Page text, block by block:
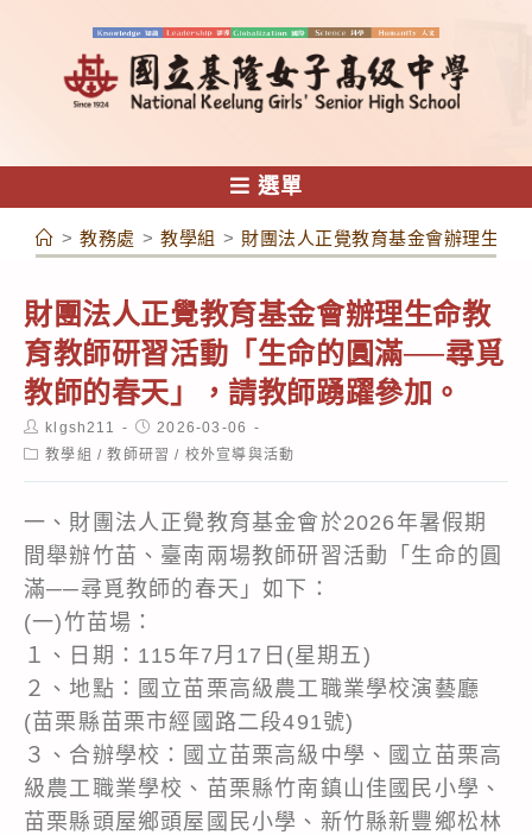
容
選單
> 教務處 > 教學組 > 財團法人正覺教育基金會辦理生命
財團法人正覺教育基金會辦理生命教
育教師研習活動「生命的圓滿──尋覓
教師的春天」，請教師踴躍參加。
Post
author:
klgsh211
Post
published:
2026-03-06
Post教學組 / 教師研習 / 校外宣導與活動
一、財團法人正覺教育基金會於2026年暑假期
間舉辦竹苗、臺南兩場教師研習活動「生命的圓
滿──尋覓教師的春天」如下：
(一)竹苗場：
１、日期：115年7月17日(星期五)
２、地點：國立苗栗高級農工職業學校演藝廳
(苗栗縣苗栗市經國路二段491號)
３、合辦學校：國立苗栗高級中學、國立苗栗高
級農工職業學校、苗栗縣竹南鎮山佳國民小學、
苗栗縣頭屋鄉頭屋國民小學、新竹縣新豐鄉松林